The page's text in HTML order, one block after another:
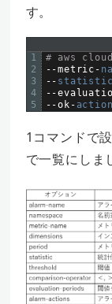
す。
1
2
3
4
5
# aws
--metric -
--
--
--ok -
1コマンドで
で一覧にしま